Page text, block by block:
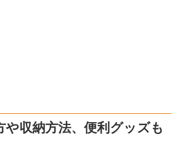
や収納方法、便利グッズも